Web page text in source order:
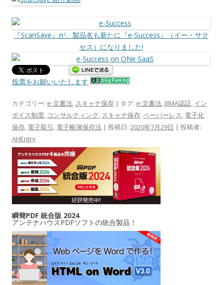
『ScanSave』が、製品名も新たに『e-Success』（イー・サク
セス）になりました!
投票をお願いいたします
カテゴリー: e-文書法, スキャナ保存 | タグ: e-文書法, JIIMA認証, イン
ボイス制度, コンサルティング, スキャナ保存,ペーパーレス, 電子化
保存, 電子取引, 電子帳簿保存法 | 投稿日: 2020年7月29日 | 投稿者:
AHEntry
瞬簡PDF 統合版 2024
アンテナハウスPDFソフトの統合製品！